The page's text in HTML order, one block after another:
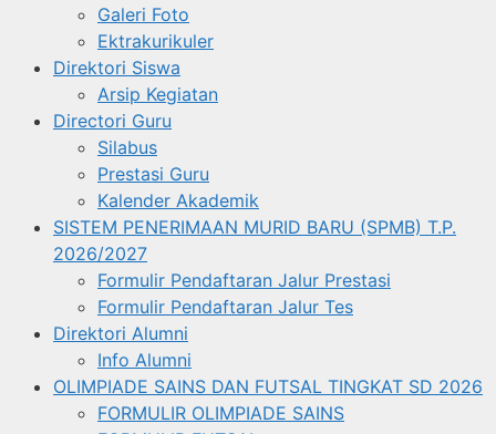
Galeri Foto
Ektrakurikuler
Direktori Siswa
Arsip Kegiatan
Directori Guru
Silabus
Prestasi Guru
Kalender Akademik
SISTEM PENERIMAAN MURID BARU (SPMB) T.P.
2026/2027
Formulir Pendaftaran Jalur Prestasi
Formulir Pendaftaran Jalur Tes
Direktori Alumni
Info Alumni
OLIMPIADE SAINS DAN FUTSAL TINGKAT SD 2026
FORMULIR OLIMPIADE SAINS